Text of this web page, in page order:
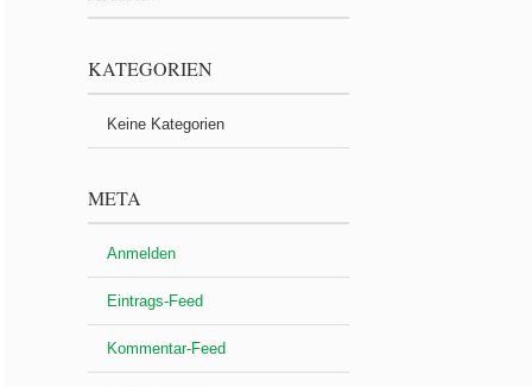
KATEGORIEN
Keine Kategorien
META
Anmelden
Eintrags-Feed
Kommentar-Feed